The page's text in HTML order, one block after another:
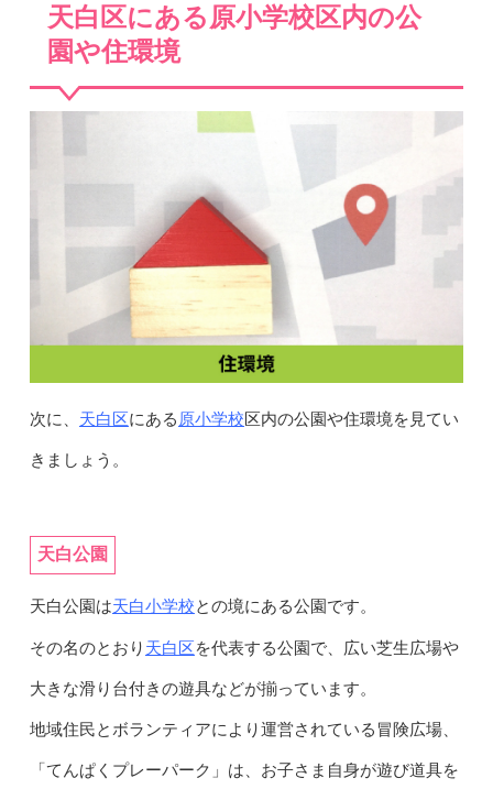
天白区にある原小学校区内の公
園や住環境
次に、 天白区にある 原小学校 区内の公園や住環境を見てい
きましょう。
天白公園
天白公園は天白小学校との境にある公園です。
その名のとおり 天白区を代表する公園で、広い芝生広場や
大きな滑り台付きの遊具などが揃っています。
地域住民とボランティアにより運営されている冒険広場、
「てんぱくプレーパーク」は、お子さま自身が遊び道具を